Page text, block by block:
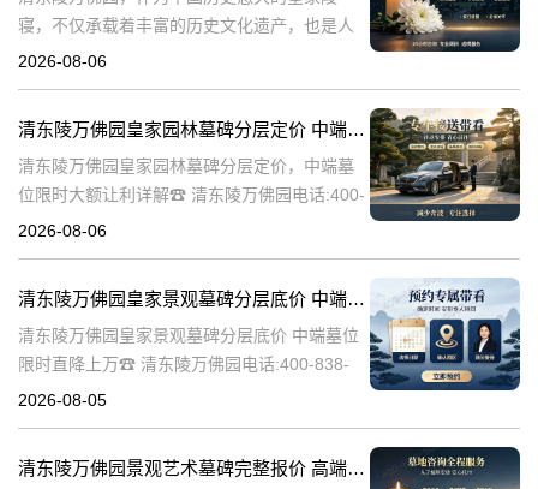
寝，不仅承载着丰富的历史文化遗产，也是人
们缅怀先人、寄托哀思的重要场所。近年来，
清
2026-08-06
清东陵万佛园皇家园林墓碑分层定价 中端墓位限时大额让利详解
清东陵万佛园皇家园林墓碑分层定价，中端墓
位限时大额让利详解☎ 清东陵万佛园电话:400-
838-5063清东陵万佛园，作为中国历史上著名
2026-08-06
清东陵万佛园皇家景观墓碑分层底价 中端墓位限时直降上万
清东陵万佛园皇家景观墓碑分层底价 中端墓位
限时直降上万☎ 清东陵万佛园电话:400-838-
5063清东陵万佛园，作为中国历史上著名的皇
2026-08-05
清东陵万佛园景观艺术墓碑完整报价 高端墓型大额直降活动详解